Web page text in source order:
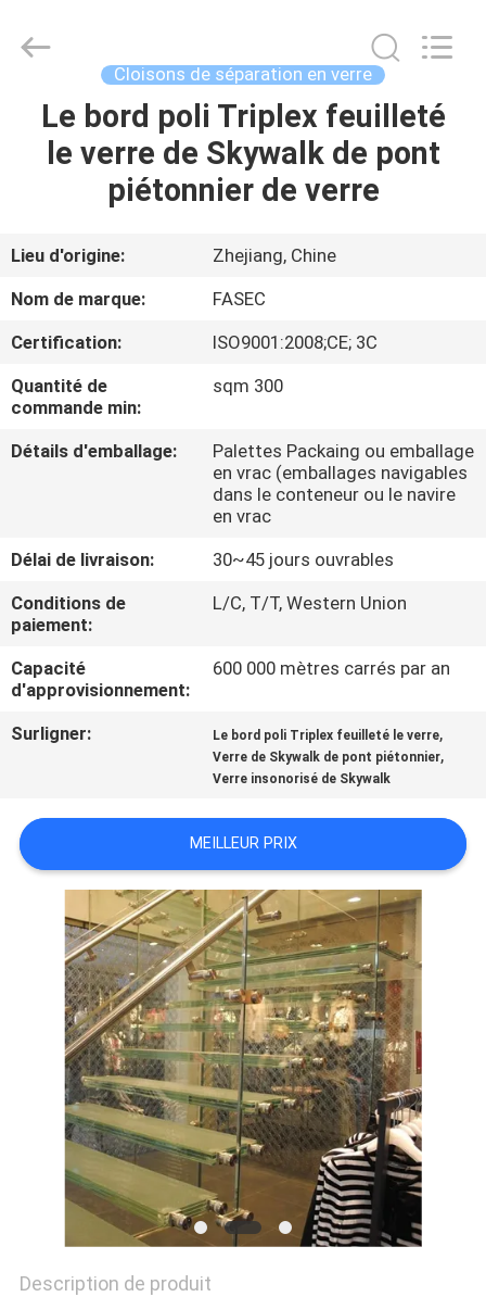
MAISON
PRODUITS
AU
SUJET
DE
VISITE
DE
QUALITÉ
CONTACTEZ-
NOUS
CAS
DEMANDEZ
UNE
CITATION
PLAN
PRIVACY
POLICY
FASEC
Buildings
Cloisons de séparation en verre
Le bord poli Triplex feuilleté
le verre de Skywalk de pont
piétonnier de verre
Lieu d'origine:
Zhejiang, Chine
Nom de marque:
FASEC
Certification:
ISO9001:2008;CE; 3C
Quantité de
commande min:
sqm 300
Détails d'emballage:
Palettes Packaing ou emballage
en vrac (emballages navigables
dans le conteneur ou le navire
en vrac
Délai de livraison:
30~45 jours ouvrables
Conditions de
paiement:
L/C, T/T, Western Union
Capacité
d'approvisionnement:
600 000 mètres carrés par an
Surligner: Le bord poli Triplex feuilleté le verre,
Verre de Skywalk de pont piétonnier,
Verre insonorisé de Skywalk
MEILLEUR PRIX
Description de produit